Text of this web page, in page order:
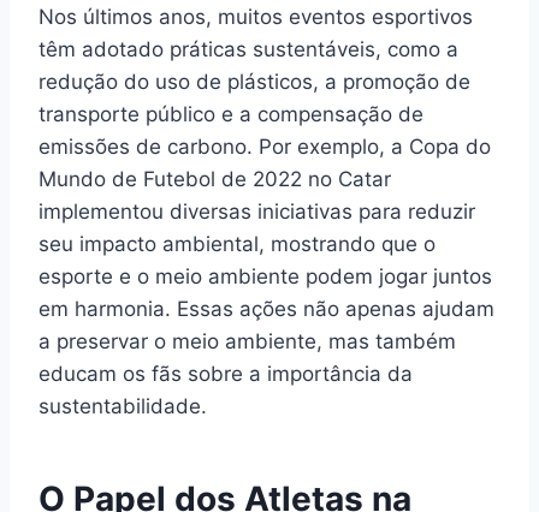
Nos últimos anos, muitos eventos esportivos
têm adotado práticas sustentáveis, como a
redução do uso de plásticos, a promoção de
transporte público e a compensação de
emissões de carbono. Por exemplo, a Copa do
Mundo de Futebol de 2022 no Catar
implementou diversas iniciativas para reduzir
seu impacto ambiental, mostrando que o
esporte e o meio ambiente podem jogar juntos
em harmonia. Essas ações não apenas ajudam
a preservar o meio ambiente, mas também
educam os fãs sobre a importância da
sustentabilidade.
O Papel dos Atletas na